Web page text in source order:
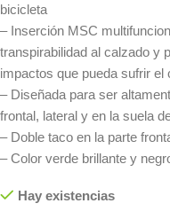
bicicleta
– Inserción MSC
transpirabilidad al calzado y
impactos que pueda sufrir el
– Diseñada para ser
frontal, lateral y en la suela
– Doble taco en la parte
– Color verde brillante y
Hay existencias